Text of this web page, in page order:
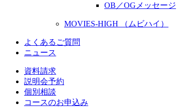
OB／OGメッセージ
MOVIES-HIGH （ムビハイ）
よくあるご質問
ニュース
資料請求
説明会予約
個別相談
コースのお申込み